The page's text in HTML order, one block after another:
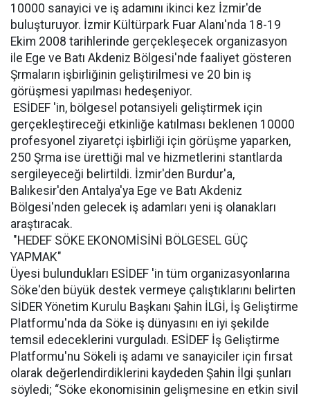
10000 sanayici ve iş adamını ikinci kez İzmir'de
buluşturuyor. İzmir Kültürpark Fuar Alanı'nda 18-19
Ekim 2008 tarihlerinde gerçekleşecek organizasyon
ile Ege ve Batı Akdeniz Bölgesi'nde faaliyet gösteren
Şrmaların işbirliğinin geliştirilmesi ve 20 bin iş
görüşmesi yapılması hedeşeniyor.
ESİDEF 'in, bölgesel potansiyeli geliştirmek için
gerçekleştireceği etkinliğe katılması beklenen 10000
profesyonel ziyaretçi işbirliği için görüşme yaparken,
250 Şrma ise ürettiği mal ve hizmetlerini stantlarda
sergileyeceği belirtildi. İzmir'den Burdur'a,
Balıkesir'den Antalya'ya Ege ve Batı Akdeniz
Bölgesi'nden gelecek iş adamları yeni iş olanakları
araştıracak.
"HEDEF SÖKE EKONOMİSİNİ BÖLGESEL GÜÇ
YAPMAK"
Üyesi bulundukları ESİDEF 'in tüm organizasyonlarına
Söke'den büyük destek vermeye çalıştıklarını belirten
SİDER Yönetim Kurulu Başkanı Şahin İLGİ, İş Geliştirme
Platformu'nda da Söke iş dünyasını en iyi şekilde
temsil edeceklerini vurguladı. ESİDEF İş Geliştirme
Platformu'nu Sökeli iş adamı ve sanayiciler için fırsat
olarak değerlendirdiklerini kaydeden Şahin İlgi şunları
söyledi; “Söke ekonomisinin gelişmesine en etkin sivil